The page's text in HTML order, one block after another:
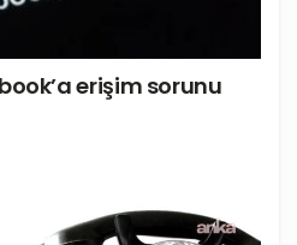
erişim sorunu